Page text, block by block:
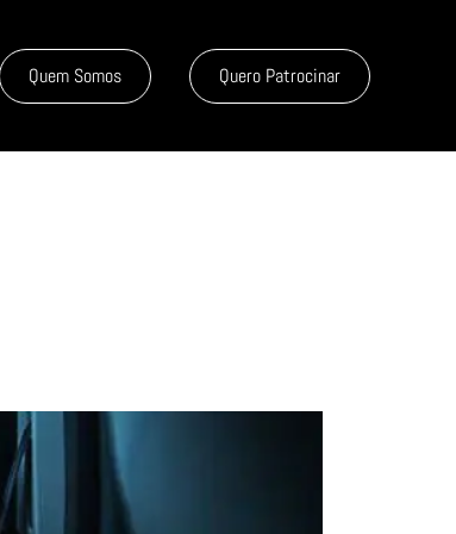
Quem Somos Quero Patrocinar